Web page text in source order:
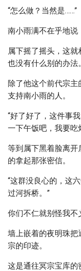
“怎么做？当然是……”
南小雨满不在乎地说
属下摇了摇头，这
也没有什么别的办法。
除了他这个前代宗
支持南小雨的人。
“好了好了，这件事
一下午饭吧，我要吃
等到属下黑着脸离
的拿起那张密信。
“这群没良心的，这
过河拆桥。”
你们不仁就别怪我不
墙上嵌着的夜明珠
宗的印迹。
这是通往冥宗宝库的